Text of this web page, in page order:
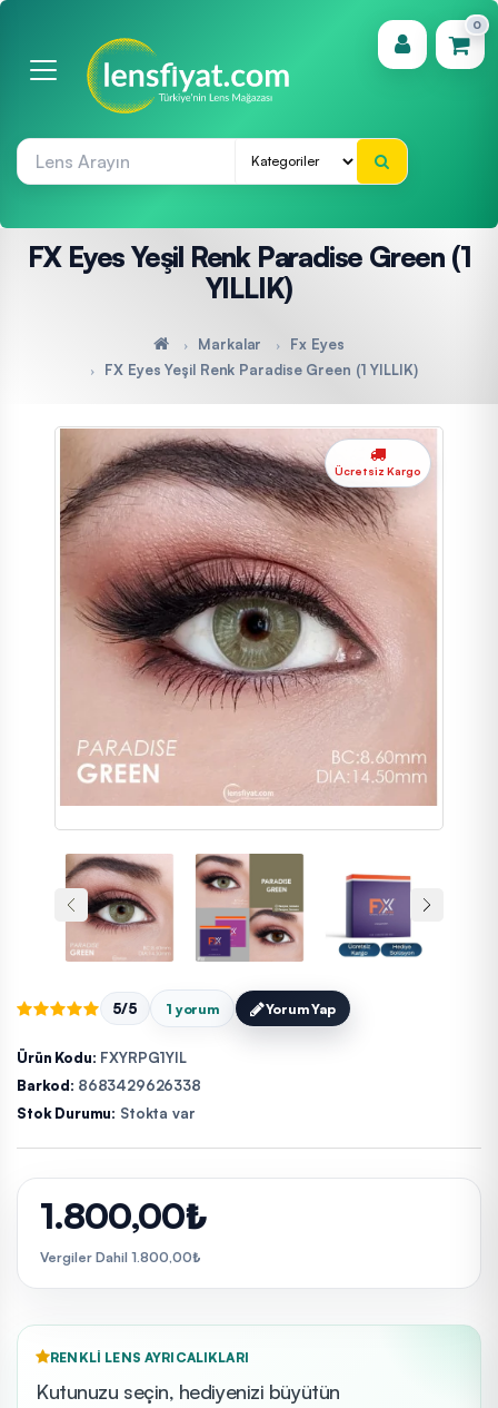
0
(0)
FX Eyes Yeşil Renk Paradise Green (1
YILLIK)
Markalar
Fx Eyes
FX Eyes Yeşil Renk Paradise Green (1 YILLIK)
Ücretsiz Kargo
5/5 1 yorum Yorum Yap
Ürün Kodu: FXYRPG1YIL
Barkod: 8683429626338
Stok Durumu: Stokta var
1.800,00₺
Vergiler Dahil 1.800,00₺
RENKLI LENS AYRICALIKLARI
Kutunuzu seçin, hediyenizi büyütün